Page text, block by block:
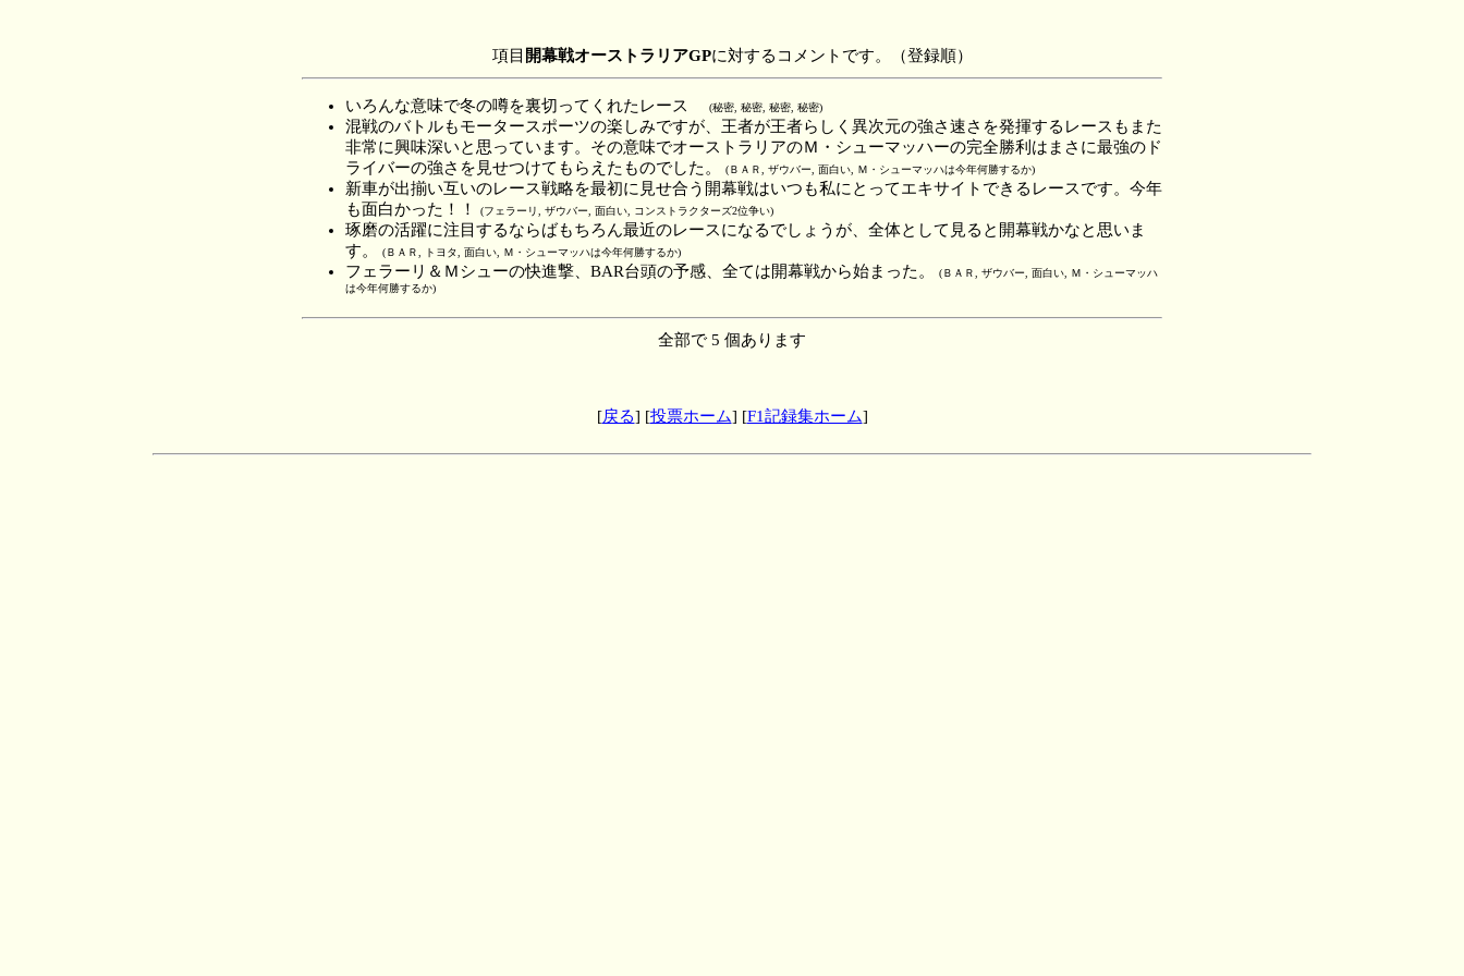
項目 開幕戦オーストラリアGPに対するコメントです。（登録順）
いろんな意味で冬の噂を裏切ってくれたレース (秘密, 秘密, 秘密, 秘密)
混戦のバトルもモータースポーツの楽しみですが、王者が王者らしく異次元の強さ速さを発揮するレースもまた
非常に興味深いと思っています。その意味でオーストラリアのＭ・シューマッハーの完全勝利はまさに最強のド
ライバーの強さを見せつけてもらえたものでした。
(ＢＡＲ, ザウバー, 面白い, Ｍ・シューマッハは今年何勝するか)
新車が出揃い互いのレース戦略を最初に見せ合う開幕戦はいつも私にとってエキサイトできるレースです。今年
も面白かった！！
(フェラーリ, ザウバー, 面白い, コンストラクターズ2位争い)
琢磨の活躍に注目するならばもちろん最近のレースになるでしょうが、全体として見ると開幕戦かなと思いま
す。
(ＢＡＲ, トヨタ, 面白い, Ｍ・シューマッハは今年何勝するか)
フェラーリ＆Ｍシューの快進撃、BAR台頭の予感、全ては開幕戦から始まった。 (ＢＡＲ, ザウバー, 面白い, Ｍ・シューマッハ
は今年何勝するか)
全部で 5 個あります
[戻る] [投票ホーム] [F1記録集ホーム]